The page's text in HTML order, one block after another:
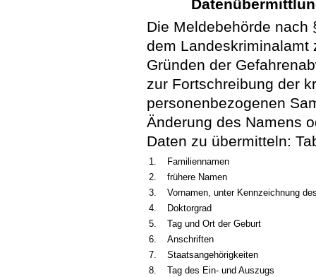
Die Meldebehörde nach
dem Landeskriminalamt
Gründen der
zur Fortschreibung der
personenbezogenen
Änderung des Namens
Daten zu übermitteln:
1.
Familiennamen
2.
frühere Namen
3.
Vornamen, unter Kennzeichnung
4.
Doktorgrad
5.
Tag und Ort der Geburt
6.
Anschriften
7.
Staatsangehörigkeiten
8.
Tag des Ein- und Auszugs